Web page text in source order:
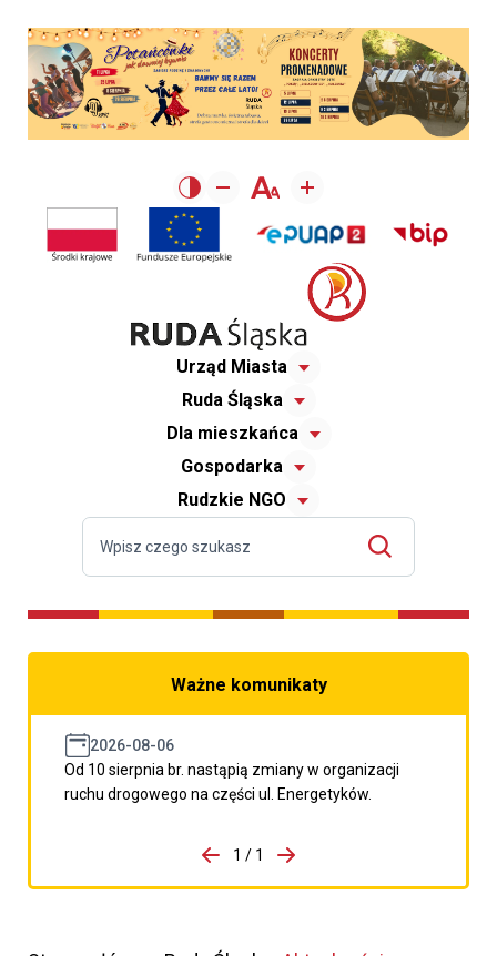
Urząd Miasta
Ruda Śląska
Dla mieszkańca
Gospodarka
Rudzkie NGO
Ważne komunikaty
2026-08-06
Od 10 sierpnia br. nastąpią zmiany w organizacji
ruchu drogowego na części ul. Energetyków.
porzpedniego komunikatu
1 / 1
Przejdź do następnego